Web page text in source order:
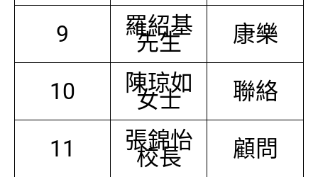
9 羅紹基
先生 康樂
10 陳琼如
女士 聯絡
11 張錦怡
校長 顧問